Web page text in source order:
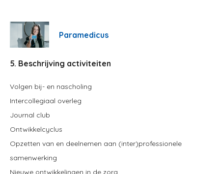
Paramedicus
5. Beschrijving activiteiten
Volgen bij- en nascholing
Intercollegiaal overleg
Journal club
Ontwikkelcyclus
Opzetten van en deelnemen aan (inter)professionele
samenwerking
Nieuwe ontwikkelingen in de zorg